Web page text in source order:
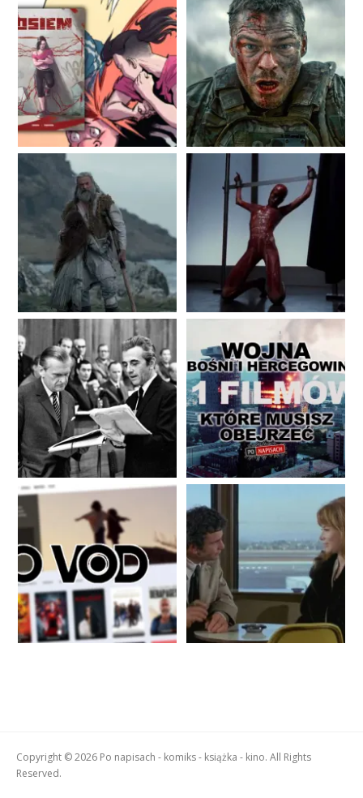
Copyright © 2026 Po napisach - komiks - książka - kino. All Rights
Reserved.